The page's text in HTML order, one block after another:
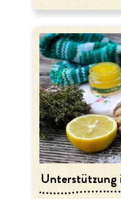
Unterstützung